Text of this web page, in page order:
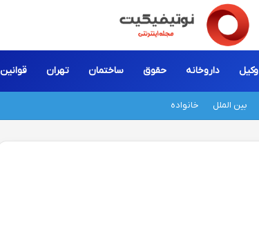
وکیل داروخانه حقوق ساختمان تهران قوانین
بین الملل خانواده